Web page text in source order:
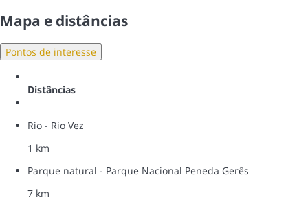
Mapa e distâncias
Pontos de interesse
Distâncias
Rio - Rio Vez
1 km
Parque natural - Parque Nacional Peneda Gerês
7 km